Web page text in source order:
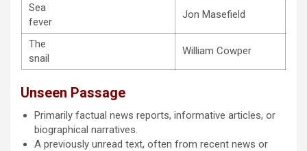
Sea
fever
Jon Masefield
The
snail
William Cowper
Unseen Passage
Primarily factual news reports, informative articles, or
biographical narratives.
A previously unread text, often from recent news or